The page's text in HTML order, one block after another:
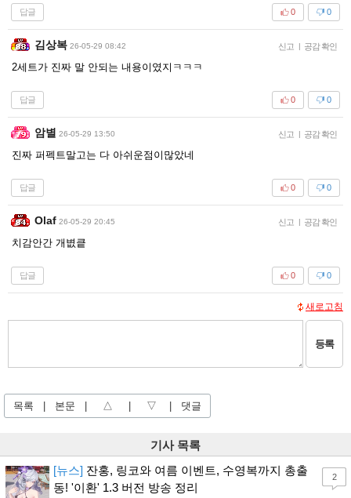
답글 0
0
김상복 26-05-29 08:42 신고 | 공감 확인
2세트가 진짜 말 안되는 내용이였지ㅋㅋㅋ
답글 0
0
암별 26-05-29 13:50 신고 | 공감 확인
진짜 퍼펙트말고는 다 아쉬운점이많았네
답글 0
0
Olaf 26-05-29 20:45 신고 | 공감 확인
치감안간 개볎킅
답글 0
0
새로고침
등록
목록 본문 △ ▽ 댓글
기사 목록
[뉴스] 잔홍, 링코와 여름 이벤트, 수영복까지 총출
동! '이환' 1.3 버전 방송 정리
2